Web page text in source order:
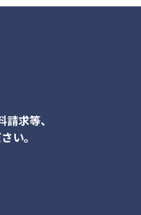
求等、
い。